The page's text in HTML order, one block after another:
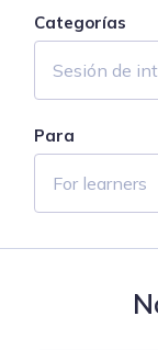
Categorías
Sesión de
Para
For learners